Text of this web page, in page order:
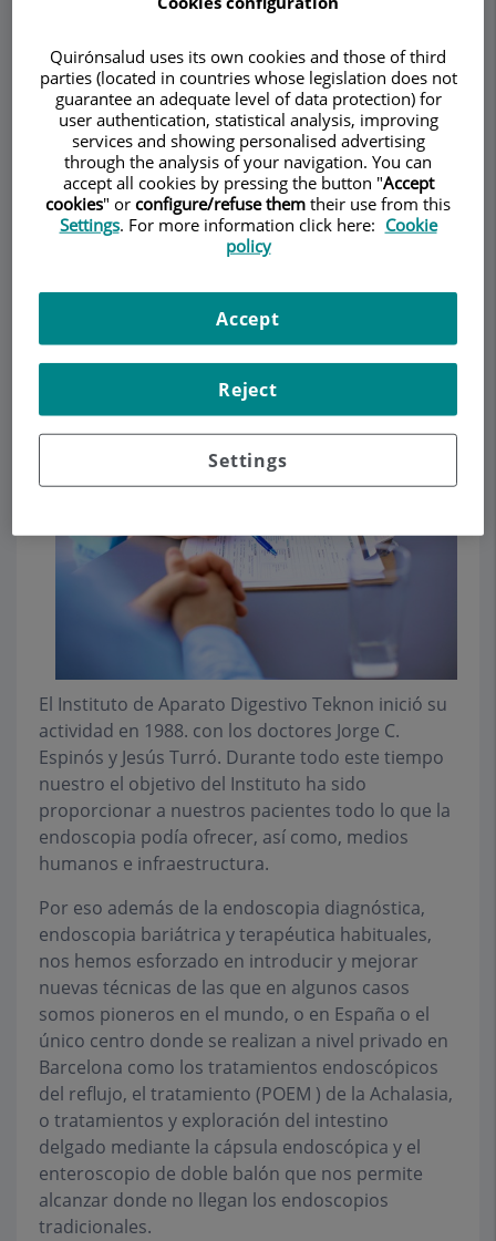
Endoscopia
Avanzada Teknon
ADULT GASTROENTEROLOGY
Description Services Team Contact Opening hours
Make an appointment
Quiénes Somos
Integrando los beneficios de la
endoscopia en la salud
El Instituto de Aparato Digestivo Teknon inició su
actividad en 1988. con los doctores Jorge C.
Espinós y Jesús Turró. Durante todo este tiempo
nuestro el objetivo del Instituto ha sido
proporcionar a nuestros pacientes todo lo que la
endoscopia podía ofrecer, así como, medios
humanos e infraestructura.
Por eso además de la endoscopia diagnóstica,
endoscopia bariátrica y terapéutica habituales,
nos hemos esforzado en introducir y mejorar
nuevas técnicas de las que en algunos casos
somos pioneros en el mundo, o en España o el
único centro donde se realizan a nivel privado en
Barcelona como los tratamientos endoscópicos
del reflujo, el tratamiento (POEM ) de la Achalasia,
o tratamientos y exploración del intestino
delgado mediante la cápsula endoscópica y el
enteroscopio de doble balón que nos permite
alcanzar donde no llegan los endoscopios
tradicionales.
Quirónsalud uses its own cookies and those of third
parties (located in countries whose legislation does not
guarantee an adequate level of data protection) for
user authentication, statistical analysis, improving
services and showing personalised advertising
through the analysis of your navigation. You can
accept all cookies by pressing the button "Accept
cookies" or configure/refuse them their use from this
Settings. For more information click here: Cookie
policy
Settings
Reject
Accept